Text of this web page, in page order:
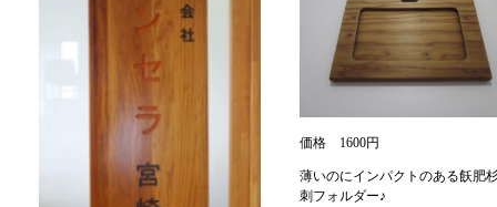
価格 1600円
薄いのにインパクトのある飫肥
刺フォルダー♪